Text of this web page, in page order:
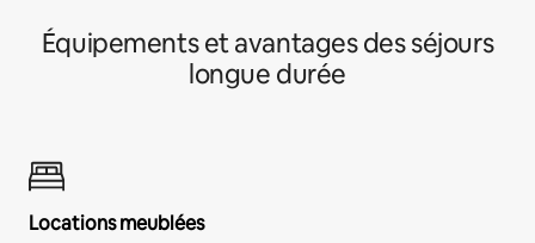
Équipements et avantages des séjours
longue durée
Locations meublées